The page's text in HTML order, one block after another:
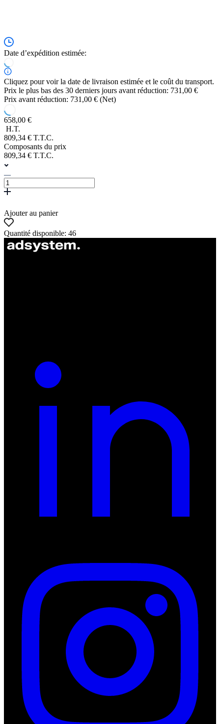
Date d’expédition estimée:
Cliquez pour voir la date de livraison estimée et le coût du transport.
Prix le plus bas des 30 derniers jours avant réduction: 731,00 €
Prix avant réduction: 731,00 € (Net)
658,00 €
H.T.
809,34 € T.T.C.
Composants du prix
809,34 € T.T.C.
Ajouter au panier
Quantité disponible: 46